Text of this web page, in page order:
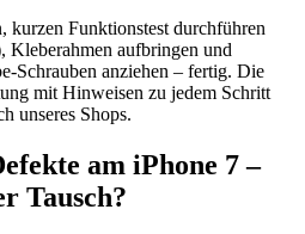
kurzen Funktionstest durchführen
Kleberahmen aufbringen und
Schrauben anziehen – fertig. Die
mit Hinweisen zu jedem Schritt
unseres Shops.
am iPhone 7 –
Tausch?